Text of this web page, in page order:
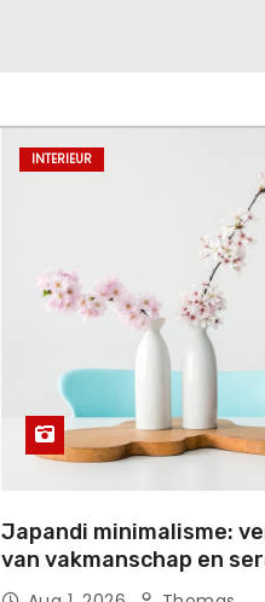
INTERIEUR
Japandi minimalisme:
van vakmanschap en